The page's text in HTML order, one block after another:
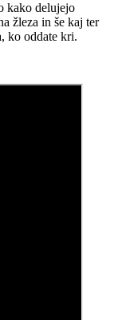
kako delujejo
žleza in še kaj ter
ko oddate kri.